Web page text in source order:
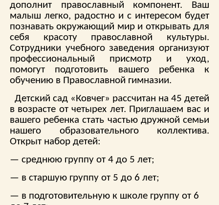
дополнит православный компонент. Ваш
малыш легко, радостно и с интересом будет
познавать окружающий мир и открывать для
себя красоту православной культуры.
Сотрудники учебного заведения организуют
профессиональный присмотр и уход,
помогут подготовить вашего ребенка к
обучению в Православной гимназии.
Детский сад «Ковчег» рассчитан на 45 детей
в возрасте от четырех лет. Приглашаем вас и
вашего ребенка стать частью дружной семьи
нашего образовательного коллектива.
Открыт набор детей:
— среднюю группу от 4 до 5 лет;
— в старшую группу от 5 до 6 лет;
— в подготовительную к школе группу от 6